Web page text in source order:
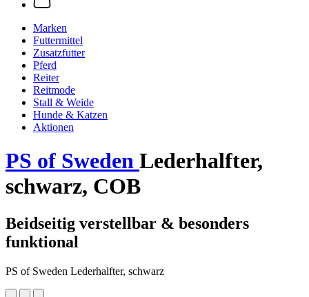
Marken
Futtermittel
Zusatzfutter
Pferd
Reiter
Reitmode
Stall & Weide
Hunde & Katzen
Aktionen
PS of Sweden Lederhalfter,
schwarz, COB
Beidseitig verstellbar & besonders
funktional
PS of Sweden Lederhalfter, schwarz